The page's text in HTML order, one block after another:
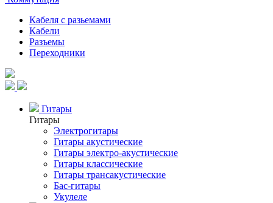
Кабеля с разьемами
Кабели
Разъемы
Переходники
Гитары
Гитары
Электрогитары
Гитары акустические
Гитары электро-акустические
Гитары классические
Гитары трансакустические
Бас-гитары
Укулеле